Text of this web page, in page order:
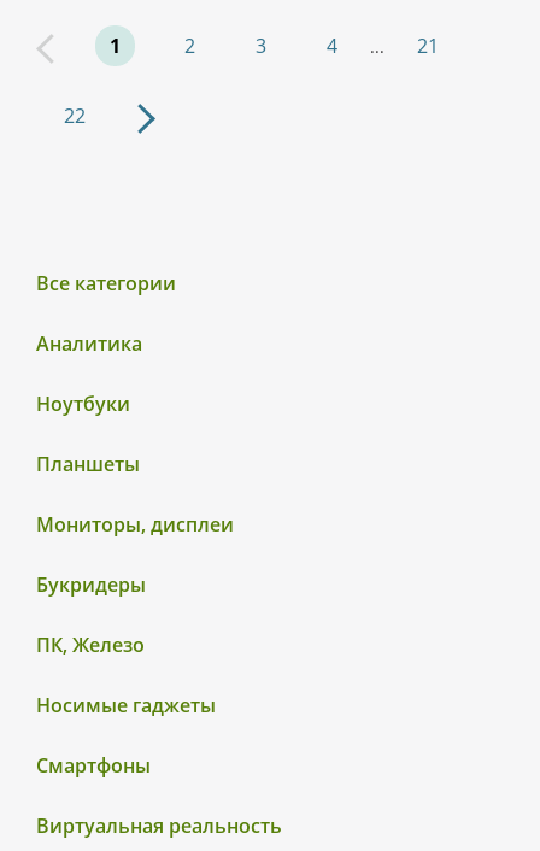
Все категории
Аналитика
Ноутбуки
Планшеты
Мониторы, дисплеи
Букридеры
ПК, Железо
Носимые гаджеты
Смартфоны
Виртуальная реальность
1 2 3 4 ... 21
22